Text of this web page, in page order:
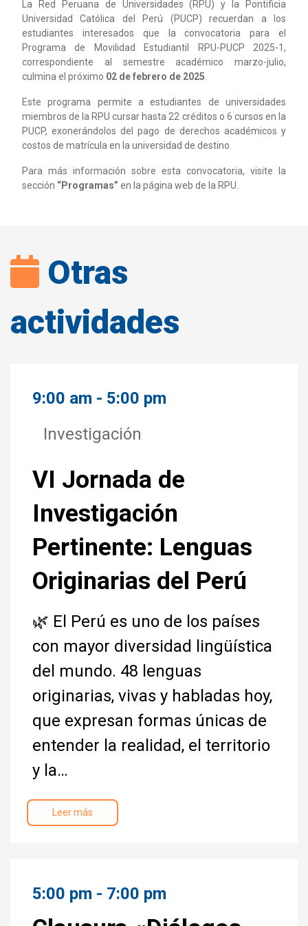
La Red Peruana de Universidades (RPU) y la Pontificia
Universidad Católica del Perú (PUCP) recuerdan a los
estudiantes interesados que la convocatoria para el
Programa de Movilidad Estudiantil RPU-PUCP 2025-1,
correspondiente al semestre académico marzo-julio,
culmina el próximo 02 de febrero de 2025
Este programa permite a estudiantes de universidades
miembros de la RPU cursar hasta 22 créditos o 6 cursos en la
PUCP, exonerándolos del pago de derechos académicos y
costos de matrícula en la universidad de destino.
Para más información sobre esta convocatoria, visite la
sección “Programas” en la página web de la RPU.
Otras
actividades
9:00 am - 5:00 pm
Investigación
VI Jornada de
Investigación
Pertinente: Lenguas
Originarias del Perú
🌿 El Perú es uno de los países
con mayor diversidad lingüística
del mundo. 48 lenguas
originarias, vivas y habladas hoy,
que expresan formas únicas de
entender la realidad, el territorio
y la…
Leer más
5:00 pm - 7:00 pm